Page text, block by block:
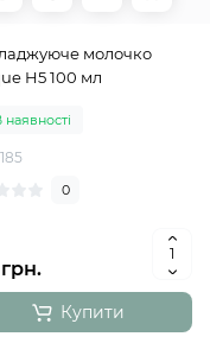
молочко
H5 100 мл
наявності
0
Купити